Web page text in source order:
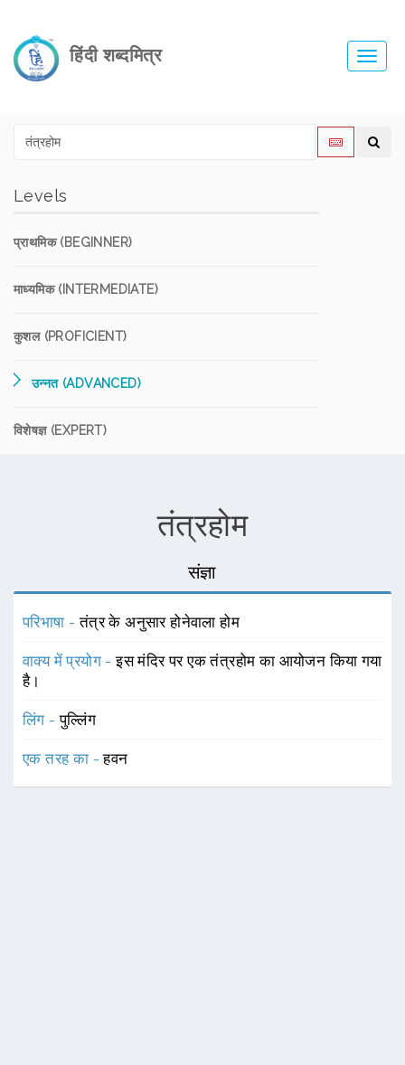
हिंदी शब्दमित्र
Levels
प्राथमिक (BEGINNER)
माध्यमिक (INTERMEDIATE)
कुशल (PROFICIENT)
उन्नत (ADVANCED)
विशेषज्ञ (EXPERT)
तंत्रहोम
संज्ञा
परिभाषा -तंत्र के अनुसार होनेवाला होम
वाक्य में प्रयोग -इस मंदिर पर एक तंत्रहोम का आयोजन किया गया
है।
लिंग -पुल्लिंग
एक तरह का -हवन